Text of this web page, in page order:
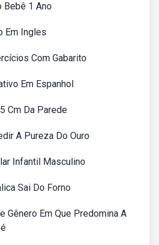
Bebê 1 Ano
Em Ingles
Com Gabarito
Em Espanhol
Cm Da Parede
A Pureza Do Ouro
Infantil Masculino
Sai Do Forno
Gênero Em Que Predomina A